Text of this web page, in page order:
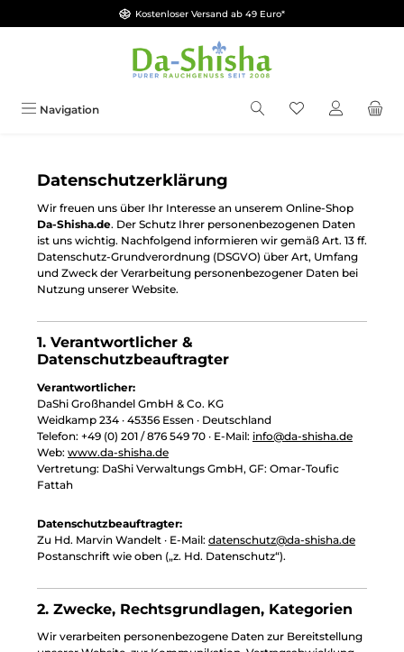
Zum Hauptinhalt springenKostenloser Versand ab 49 Euro*
Navigation Du hast 0
Datenschutzerklärung
Wir freuen uns über Ihr Interesse an unserem Online-Shop
Da-Shisha.de. Der Schutz Ihrer personenbezogenen Daten
ist uns wichtig. Nachfolgend informieren wir gemäß Art. 13 ff.
Datenschutz-Grundverordnung (DSGVO) über Art, Umfang
und Zweck der Verarbeitung personenbezogener Daten bei
Nutzung unserer Website.
1. Verantwortlicher &
Datenschutzbeauftragter
Verantwortlicher:
DaShi Großhandel GmbH & Co. KG
Weidkamp 234 · 45356 Essen · Deutschland
Telefon: +49 (0) 201 / 876 549 70 · E-Mail: info@da-shisha.de
Web: www.da-shisha.de
Vertretung: DaShi Verwaltungs GmbH, GF: Omar-Toufic
Fattah
Datenschutzbeauftragter:
Zu Hd. Marvin Wandelt · E-Mail: datenschutz@da-shisha.de
Postanschrift wie oben („z. Hd. Datenschutz“).
2. Zwecke, Rechtsgrundlagen, Kategorien
Wir verarbeiten personenbezogene Daten zur Bereitstellung